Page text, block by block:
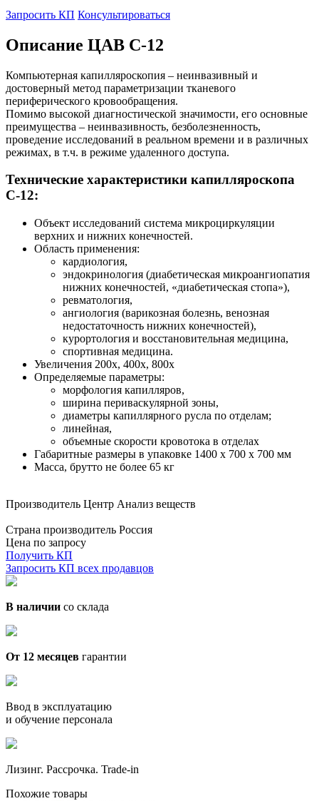
Запросить КП Консультироваться
Описание ЦАВ С-12
Компьютерная капилляроскопия – неинвазивный и
достоверный метод параметризации тканевого
периферического кровообращения.
Помимо высокой диагностической значимости, его основные
преимущества – неинвазивность, безболезненность,
проведение исследований в реальном времени и в различных
режимах, в т.ч. в режиме удаленного доступа.
Технические характеристики капилляроскопа
С-12:
Объект исследований система микроциркуляции
верхних и нижних конечностей.
Область применения:
кардиология,
эндокринология (диабетическая микроангиопатия
нижних конечностей, «диабетическая стопа»),
ревматология,
ангиология (варикозная болезнь, венозная
недостаточность нижних конечностей),
курортология и восстановительная медицина,
спортивная медицина.
Увеличения 200х, 400х, 800х
Определяемые параметры:
морфология капилляров,
ширина периваскулярной зоны,
диаметры капиллярного русла по отделам;
линейная,
объемные скорости кровотока в отделах
Габаритные размеры в упаковке 1400 х 700 х 700 мм
Масса, брутто не более 65 кг
Производитель Центр Анализ веществ
Страна производитель Россия
Цена по запросу
Получить КП
Запросить КП всех продавцов
В наличии со склада
От 12 месяцев гарантии
Ввод в эксплуатацию
и обучение персонала
Лизинг. Рассрочка. Trade-in
Похожие товары